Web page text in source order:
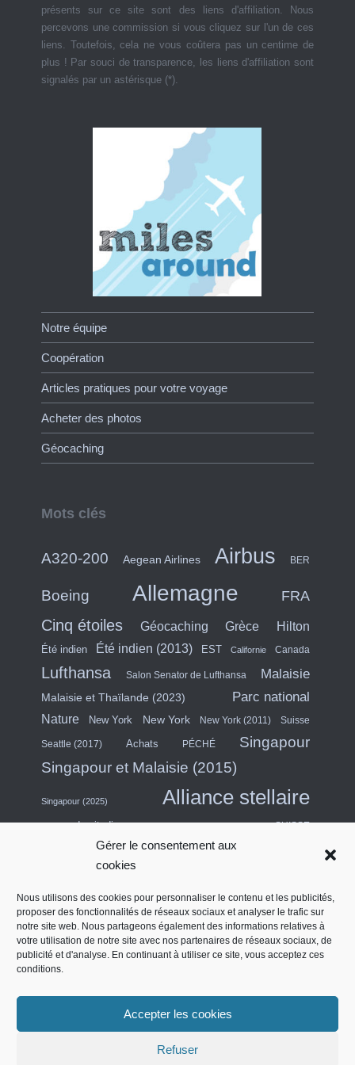
Gérer le consentement aux
cookies
Nous utilisons des cookies pour personnaliser le contenu et les publicités,
proposer des fonctionnalités de réseaux sociaux et analyser le trafic sur
notre site web. Nous partageons également des informations relatives à
votre utilisation de notre site avec nos partenaires de réseaux sociaux, de
publicité et d'analyse. En continuant à utiliser ce site, vous acceptez ces
conditions.
Accepter les cookies
Refuser
présents sur ce site sont des liens d'affiliation. Nous
percevons une commission si vous cliquez sur l'un de ces
liens. Toutefois, cela ne vous coûtera pas un centime de
plus ! Par souci de transparence, les liens d'affiliation sont
signalés par un astérisque (*).
Notre équipe
Coopération
Articles pratiques pour votre voyage
Acheter des photos
Géocaching
Mots clés
A320-200 Aegean Airlines Airbus BER
Boeing Allemagne FRA
Cinq étoiles Géocaching Grèce Hilton
Été indien Été indien (2013) EST Californie Canada
Lufthansa Salon Senator de Lufthansa Malaisie
Malaisie et Thaïlande (2023) Parc national
Nature New York New York New York (2011) Suisse
Seattle (2017) Achats PÉCHÉ
Singapour
Singapour et Malaisie (2015)
Singapour (2025) Alliance stellaire
escapade citadine SUISSE
Asie du Sud-Est (2011)
Turkish Airlines Turquie USA
États-Unis (Midwest) et Canada (2018)
Émirats arabes unis
Salon des contrats
Quatre étoiles